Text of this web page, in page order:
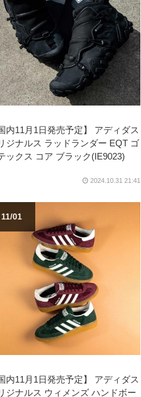
国内11月1日発売予定】 アディダス
ジナルス ラッドランダー EQT ゴ
ックス コア ブラック(IE9023)
2024.10.31 21:41
11/01
国内11月1日発売予定】 アディダス
ジナルス ウィメンズ ハンドボー